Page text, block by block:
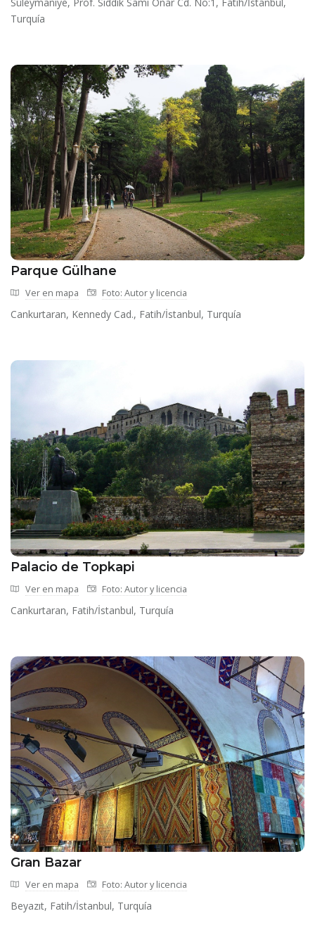
Turquía
Parque Gülhane
Ver en mapa Foto: Autor y licencia
Cankurtaran, Kennedy Cad., Fatih/İstanbul, Turquía
Palacio de Topkapi
Ver en mapa Foto: Autor y licencia
Cankurtaran, Fatih/İstanbul, Turquía
Gran Bazar
Ver en mapa Foto: Autor y licencia
Beyazıt, Fatih/İstanbul, Turquía